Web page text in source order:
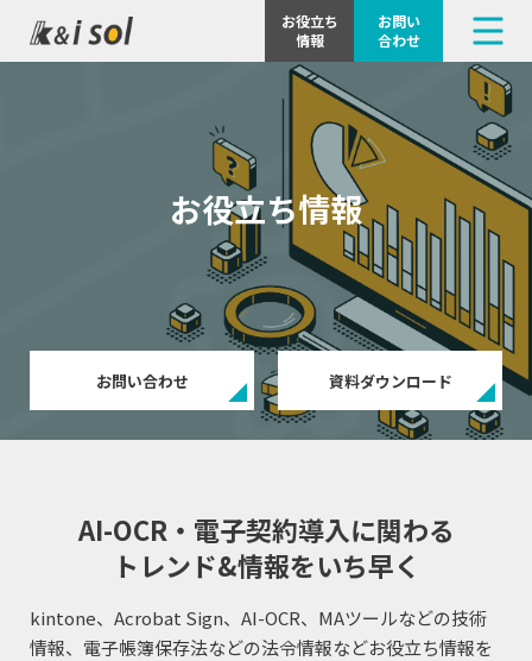
Market連携プラグイン
お役立ち
情報
お問い
合わせ
お役立ち情報
お問い合わせ 資料ダウンロード
AI-OCR・電子契約導入に関わる
トレンド&情報をいち早く
kintone、Acrobat Sign、AI-OCR、MAツールなどの技術
情報、電子帳簿保存法などの法令情報などお役立ち情報を